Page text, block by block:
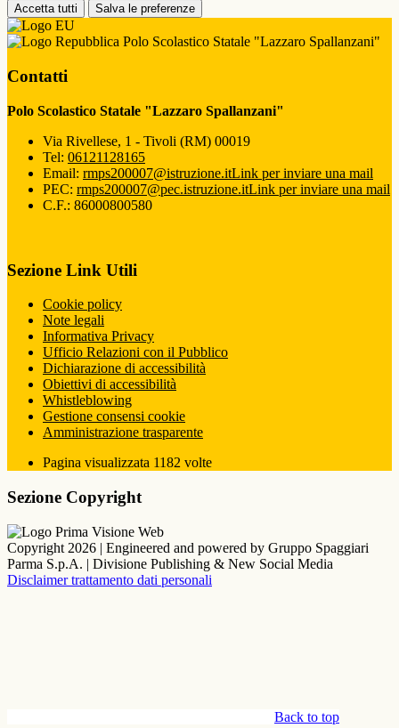
Accetta tutti Salva le preferenze
Polo Scolastico Statale "Lazzaro Spallanzani"
Contatti
Polo Scolastico Statale "Lazzaro Spallanzani"
Via Rivellese, 1 - Tivoli (RM) 00019
Tel: 06121128165
Email: rmps200007@istruzione.itLink per inviare una mail
PEC: rmps200007@pec.istruzione.itLink per inviare una mail
C.F.: 86000800580
Sezione Link Utili
Cookie policy
Note legali
Informativa Privacy
Ufficio Relazioni con il Pubblico
Dichiarazione di accessibilità
Obiettivi di accessibilità
Whistleblowing
Gestione consensi cookie
Amministrazione trasparente
Pagina visualizzata 1182 volte
Sezione Copyright
Copyright 2026 | Engineered and powered by Gruppo Spaggiari
Parma S.p.A. | Divisione Publishing & New Social Media
Disclaimer trattamento dati personali
Back to top